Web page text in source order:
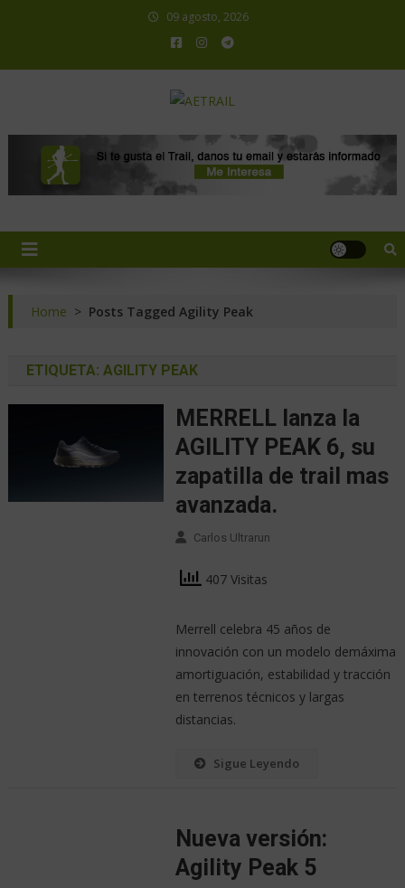
09 agosto, 2026
Home > Posts Tagged Agility Peak
ETIQUETA: AGILITY PEAK
MERRELL lanza la
AGILITY PEAK 6, su
zapatilla de trail mas
avanzada.
Carlos Ultrarun
407 Visitas
Merrell celebra 45 años de
innovación con un modelo demáxima
amortiguación, estabilidad y tracción
en terrenos técnicos y largas
distancias.
Sigue Leyendo
Nueva versión:
Agility Peak 5